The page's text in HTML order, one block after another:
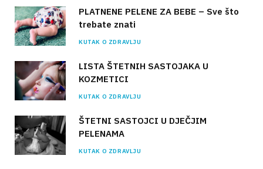
PLATNENE PELENE ZA BEBE – Sve što
trebate znati
KUTAK O ZDRAVLJU
LISTA ŠTETNIH SASTOJAKA U
KOZMETICI
KUTAK O ZDRAVLJU
ŠTETNI SASTOJCI U DJEČJIM
PELENAMA
KUTAK O ZDRAVLJU